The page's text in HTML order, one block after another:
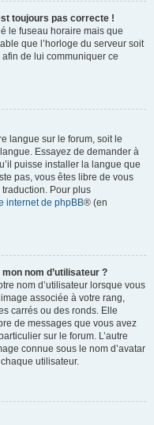
toujours pas correcte !
le fuseau horaire mais que
que l’horloge du serveur soit
de lui communiquer ce
langue sur le forum, soit le
Essayez de demander à
puisse installer la langue que
pas, vous êtes libre de vous
Pour plus
internet de phpBB® (en
nom d’utilisateur ?
nom d’utilisateur lorsque vous
associée à votre rang,
carrés ou des ronds. Elle
de messages que vous avez
sur le forum. L’autre
connue sous le nom d’avatar
utilisateur.